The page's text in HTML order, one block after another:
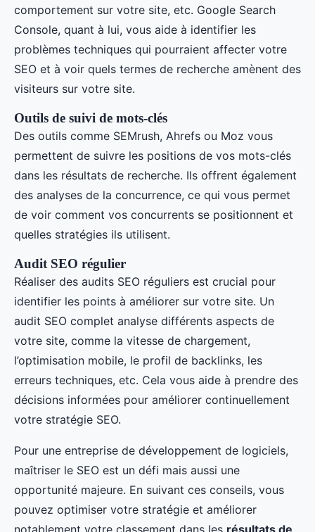
comportement sur votre site, etc. Google Search
Console, quant à lui, vous aide à identifier les
problèmes techniques qui pourraient affecter votre
SEO et à voir quels termes de recherche amènent des
visiteurs sur votre site.
Outils de suivi de mots-clés
Des outils comme SEMrush, Ahrefs ou Moz vous
permettent de suivre les positions de vos mots-clés
dans les résultats de recherche. Ils offrent également
des analyses de la concurrence, ce qui vous permet
de voir comment vos concurrents se positionnent et
quelles stratégies ils utilisent.
Audit SEO régulier
Réaliser des audits SEO réguliers est crucial pour
identifier les points à améliorer sur votre site. Un
audit SEO complet analyse différents aspects de
votre site, comme la vitesse de chargement,
l’optimisation mobile, le profil de backlinks, les
erreurs techniques, etc. Cela vous aide à prendre des
décisions informées pour améliorer continuellement
votre stratégie SEO.
Pour une entreprise de développement de logiciels,
maîtriser le SEO est un défi mais aussi une
opportunité majeure. En suivant ces conseils, vous
pouvez optimiser votre stratégie et améliorer